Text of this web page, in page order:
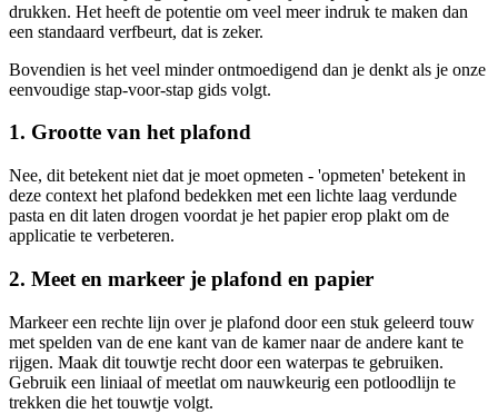
drukken. Het heeft de potentie om veel meer indruk te maken dan
een standaard verfbeurt, dat is zeker.
Bovendien is het veel minder ontmoedigend dan je denkt als je onze
eenvoudige stap-voor-stap gids volgt.
1. Grootte van het plafond
Nee, dit betekent niet dat je moet opmeten - 'opmeten' betekent in
deze context het plafond bedekken met een lichte laag verdunde
pasta en dit laten drogen voordat je het papier erop plakt om de
applicatie te verbeteren.
2. Meet en markeer je plafond en papier
Markeer een rechte lijn over je plafond door een stuk geleerd touw
met spelden van de ene kant van de kamer naar de andere kant te
rijgen. Maak dit touwtje recht door een waterpas te gebruiken.
Gebruik een liniaal of meetlat om nauwkeurig een potloodlijn te
trekken die het touwtje volgt.